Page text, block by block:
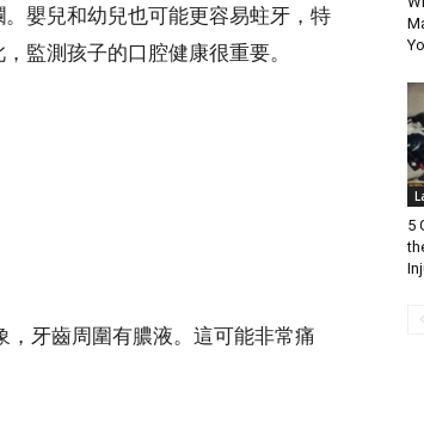
嬰兒和幼兒也可能更容易蛀牙，特
監測孩子的口腔健康很重要。
牙齒周圍有膿液。這可能非常痛
5